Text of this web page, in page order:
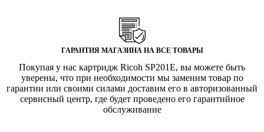
ГАРАНТИЯ МАГАЗИНА НА ВСЕ ТОВАРЫ
Покупая у нас картридж Ricoh SP201E, вы можете быть
уверены, что при необходимости мы заменим товар по
гарантии или своими силами доставим его в авторизованный
сервисный центр, где будет проведено его гарантийное
обслуживание